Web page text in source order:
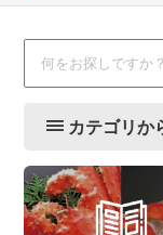
カテゴリか